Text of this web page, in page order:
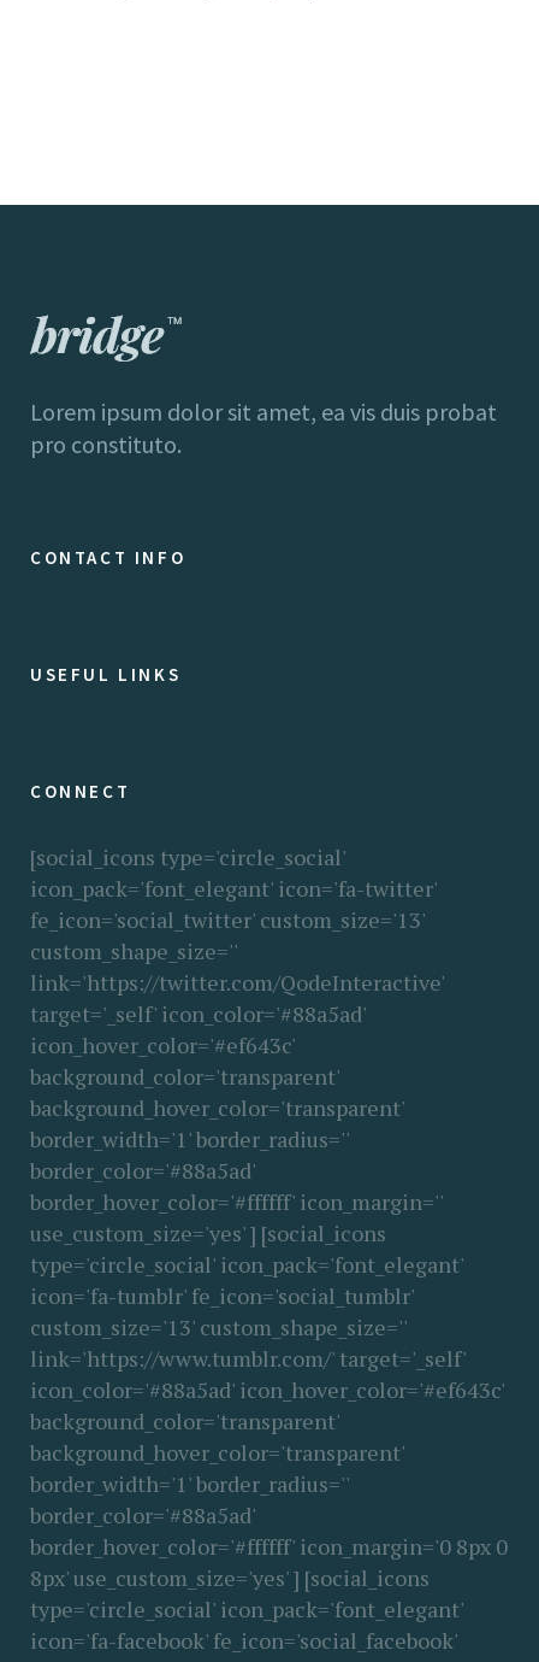
Lorem ipsum dolor sit amet, ea vis duis probat
pro constituto.
CONTACT INFO
USEFUL LINKS
CONNECT
[social_icons type='circle_social'
icon_pack='font_elegant' icon='fa-twitter'
fe_icon='social_twitter' custom_size='13'
custom_shape_size=''
link='https://twitter.com/QodeInteractive'
target='_self' icon_color='#88a5ad'
icon_hover_color='#ef643c'
background_color='transparent'
background_hover_color='transparent'
border_width='1' border_radius=''
border_color='#88a5ad'
border_hover_color='#ffffff' icon_margin=''
use_custom_size='yes' ] [social_icons
type='circle_social' icon_pack='font_elegant'
icon='fa-tumblr' fe_icon='social_tumblr'
custom_size='13' custom_shape_size=''
link='https://www.tumblr.com/' target='_self'
icon_color='#88a5ad' icon_hover_color='#ef643c'
background_color='transparent'
background_hover_color='transparent'
border_width='1' border_radius=''
border_color='#88a5ad'
border_hover_color='#ffffff' icon_margin='0 8px 0
8px' use_custom_size='yes' ] [social_icons
type='circle_social' icon_pack='font_elegant'
icon='fa-facebook' fe_icon='social_facebook'